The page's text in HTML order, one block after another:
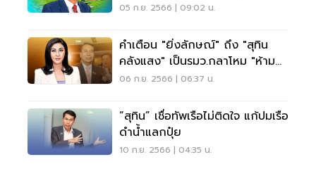
05 ก.ย. 2566 | 09:02 น.
คำเตือน "ยิ่งลักษณ์" ถึง "สุทิน
คลังแสง" เป็นรมว.กลาโหม "ห้าม
กร่าง"
06 ก.ย. 2566 | 06:37 น.
“สุทิน” เชื่อทัพเรือไม่ติดใจ แก้ปมเรือ
ดำน้ำแลกปุ๋ย
10 ก.ย. 2566 | 04:35 น.